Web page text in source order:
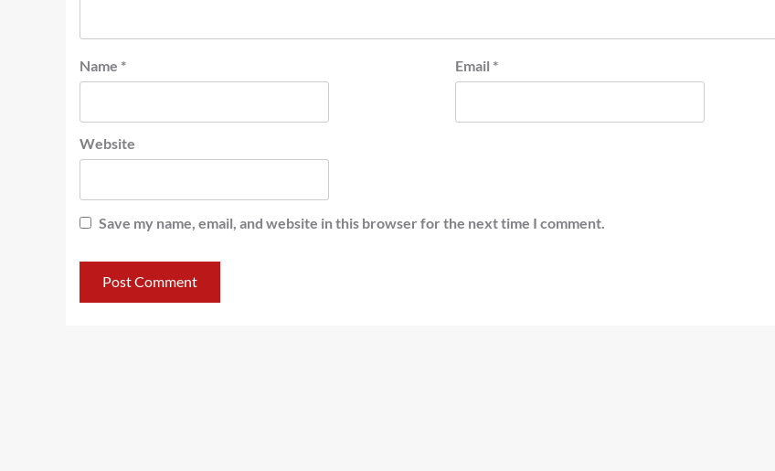
Name * Email *
Website
Save my name, email, and website in this browser for the next time I comment.